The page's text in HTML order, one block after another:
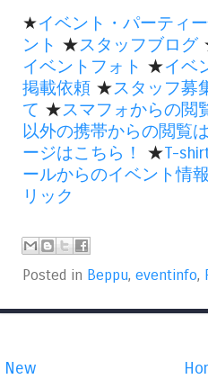
★イベント・パーティ
ント ★スタッフブログ
イベントフォト ★イベ
掲載依頼 ★スタッフ募
て ★スマフォからの閲
以外の携帯からの閲覧
ージはこちら！
★T-
ールからのイベント情
リック
Posted in Beppu, eventinfo,
New